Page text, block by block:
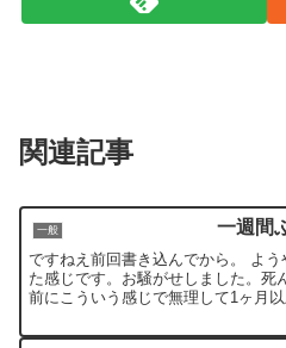
関連記事
一般 一週間
ですねえ前回書き込んでから。 よ
た感じです。お騒がせしました。死
前にこういう感じで無理して1ヶ月